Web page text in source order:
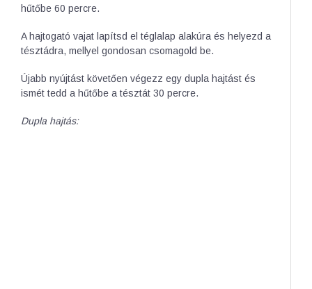
hűtőbe 60 percre.
A hajtogató vajat lapítsd el téglalap alakúra és helyezd a
tésztádra, mellyel gondosan csomagold be.
Újabb nyújtást követően végezz egy dupla hajtást és
ismét tedd a hűtőbe a tésztát 30 percre.
Dupla hajtás: